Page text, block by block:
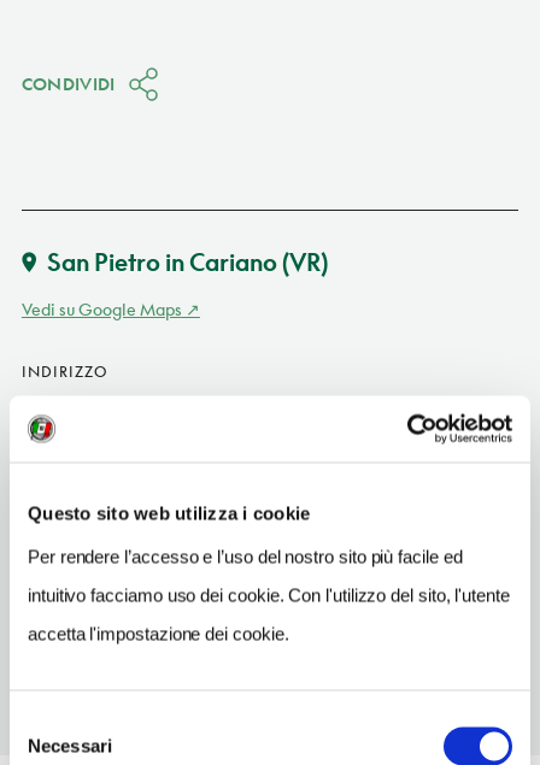
Questo sito web utilizza i cookie
Per rendere l’accesso e l’uso del nostro sito più facile ed
intuitivo facciamo uso dei cookie. Con l'utilizzo del sito, l'utente
accetta l'impostazione dei cookie.
delNecessari
CONDIVIDI
San Pietro in Cariano(VR)
Vedi su Google Maps
INDIRIZZO
Via Dell'Artigianato 16 - 37029
San Pietro in Cariano (VR)
INDIRIZZO EMAIL
TELEFONO